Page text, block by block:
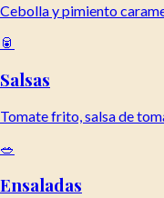
Cebolla y pimiento
🥫
Salsas
Tomate frito, salsa de
🥗
Ensaladas